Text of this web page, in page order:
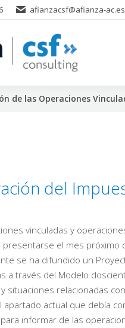
afianzacsf@afianza-ac.es
de las Operaciones
del
vinculadas y
el mes próximo
se ha difundido un
a través del Modelo
situaciones relacionadas
apartado actual que debía
informar de las